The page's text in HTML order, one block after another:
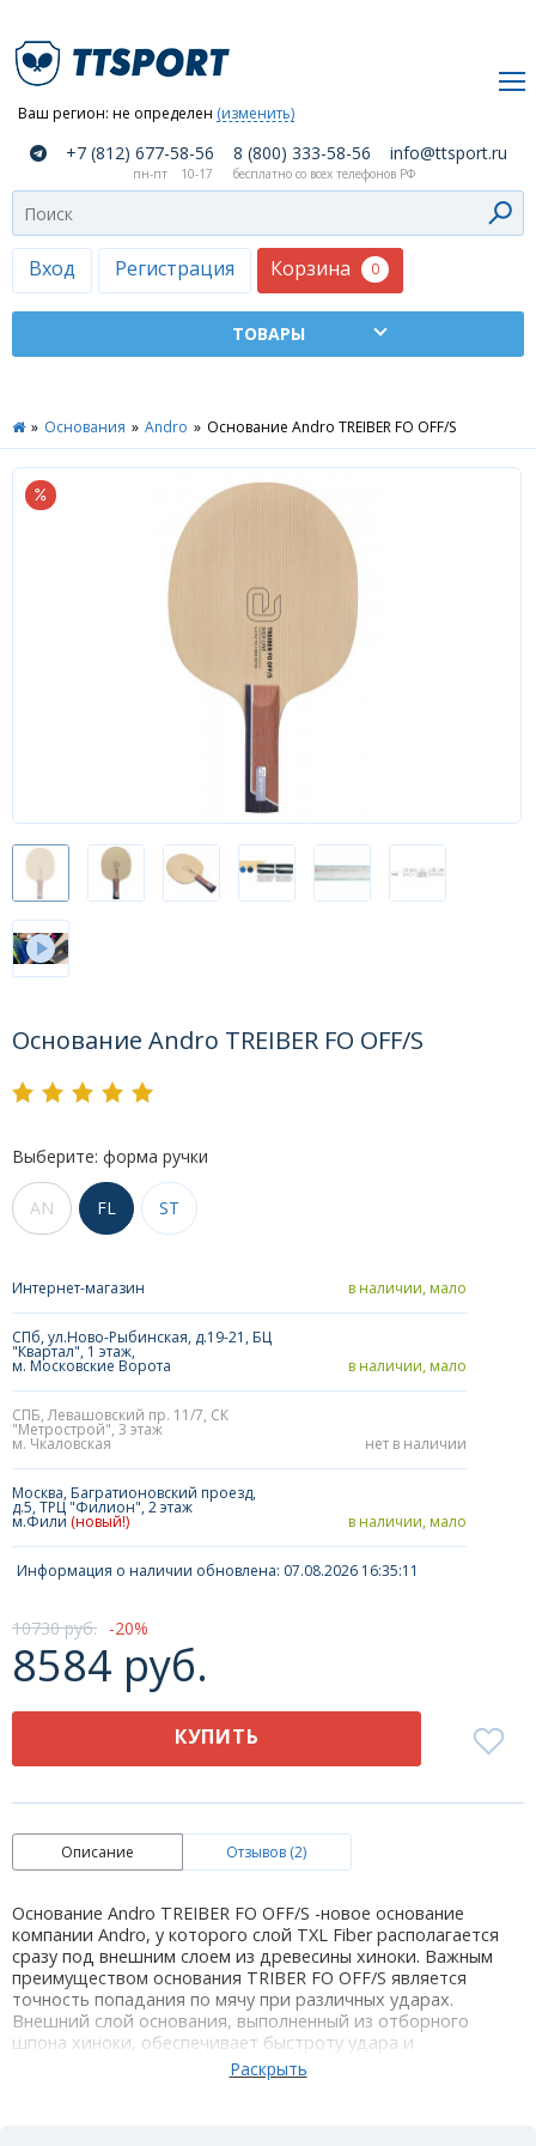
Ваш регион: не определен (изменить)
Вход Регистрация Корзина 0
компании
Как
сделать
заказ
Оплата
доставка
Москва
Дилеры
+7 (812) 677-58-56 8 (800) 333-58-56 info@ttsport.ru
пн-пт 10-17 бесплатно со всех телефонов РФ
» Основания » Andro » Основание Andro TREIBER FO OFF/S
Основание Andro TREIBER FO OFF/S
Выберите: форма ручки
AN FL ST
Интернет-магазин в наличии, мало
СПб, ул.Ново-Рыбинская, д.19-21, БЦ
"Квартал", 1 этаж,
м. Московские Ворота в наличии, мало
СПБ, Левашовский пр. 11/7, СК
"Метрострой", 3 этаж
м. Чкаловская нет в наличии
Москва, Багратионовский проезд,
д.5, ТРЦ "Филион", 2 этаж
м.Фили (новый!) в наличии, мало
Информация о наличии обновлена: 07.08.2026 16:35:11
10730 руб. 20
8584 руб.
КУПИТЬ
Описание Отзывов (2)
Основание Andro TREIBER FO OFF/S -новое основание
компании Andro, у которого слой TXL Fiber располагается
сразу под внешним слоем из древесины хиноки. Важным
преимуществом основания TRIBER FO OFF/S является
точность попадания по мячу при различных ударах.
Внешний слой основания, выполненный из отборного
шпона хиноки, обеспечивает быстроту удара и
несравненно высокий отскок мяча, что делает Вас опасным
противником. Основание TRIBER FO OFF/S прекрасно